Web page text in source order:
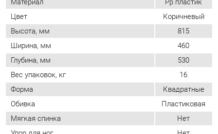
Вес упаковок, кг
16
Форма
Квадратные
Обивка
Пластиковая
Мягкая спинка
Нет
Упор для ног
Нет
Возможность регулировать глубину
сиденья
Нет
Стиль
Современный
Мягкое сиденье
Нет
Съемный чехол
Нет